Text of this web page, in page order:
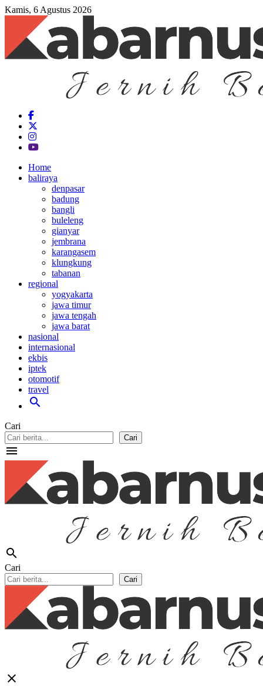
Kamis, 6 Agustus 2026
Home
baliraya
denpasar
badung
bangli
buleleng
gianyar
jembrana
karangasem
klungkung
tabanan
regional
yogyakarta
jawa timur
jawa tengah
jawa barat
nasional
internasional
ekbis
iptek
otomotif
travel
search
Cari
Cari
menu
search
Cari
Cari
close